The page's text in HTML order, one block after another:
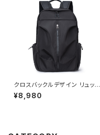
クロスバックルデザイン リュック
バックパック デイパック メンズ
レディース 男女兼用 大容量 軽
¥8,980